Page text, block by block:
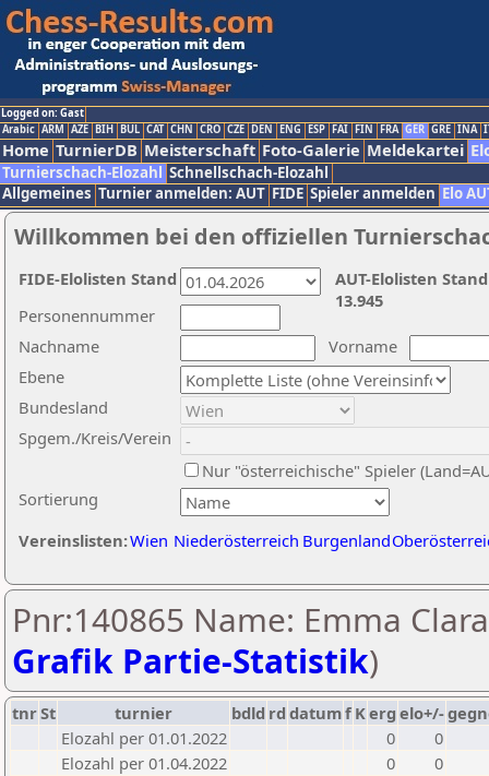
Logged on: Gast
Arabic ARM AZE BIH BUL CAT CHN CRO CZE DEN ENG ESP FAI FIN FRA GER GRE INA
Home TurnierDB Meisterschaft Foto-Galerie Meldekartei
Turnierschach-Elozahl Schnellschach-Elozahl
Allgemeines Turnier anmelden: AUT FIDE Spieler anmelden Elo
Willkommen bei den offiziellen
Nachname
Vorname
Ebene
Sortierung
Personennummer
Bundesland
Spgem./Kreis/Verein
Nur "österreichische" Spieler
Vereinslisten:Wien Niederösterreich Burgenland
AUT-Elolisten
13.945
FIDE-Elolisten Stand
Pnr:140865 Name: Emma
Grafik Partie-Statistik)
tnrSt turnier bdld rd datumf Kerg elo+/-
Elozahl per 01.01.2022
0
0
Elozahl per 01.04.2022
0
0